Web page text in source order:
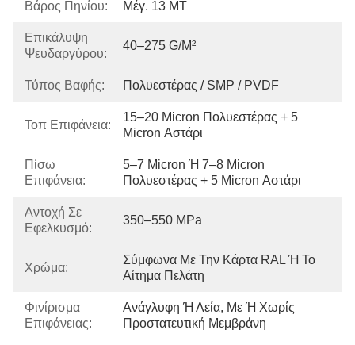
Βάρος Πηνίου: Μέγ. 13 MT
Επικάλυψη
Ψευδαργύρου:
40–275 G/m²
Τύπος Βαφής: Πολυεστέρας / SMP / PVDF
Τοπ Επιφάνεια:
15–20 Micron Πολυεστέρας + 5
Micron Αστάρι
Πίσω
Επιφάνεια:
5–7 Micron Ή 7–8 Micron
Πολυεστέρας + 5 Micron Αστάρι
Αντοχή Σε
Εφελκυσμό:
350–550 MPa
Χρώμα:
Σύμφωνα Με Την Κάρτα RAL Ή Το
Αίτημα Πελάτη
Φινίρισμα
Επιφάνειας:
Ανάγλυφη Ή Λεία, Με Ή Χωρίς
Προστατευτική Μεμβράνη